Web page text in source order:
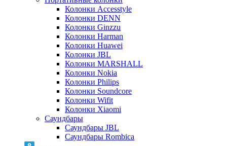
Колонки Accesstyle
Колонки DENN
Колонки Ginzzu
Колонки Harman
Колонки Huawei
Колонки JBL
Колонки MARSHALL
Колонки Nokia
Колонки Philips
Колонки Soundcore
Колонки Wifit
Колонки Xiaomi
Саундбары
Саундбары JBL
Саундбары Rombica